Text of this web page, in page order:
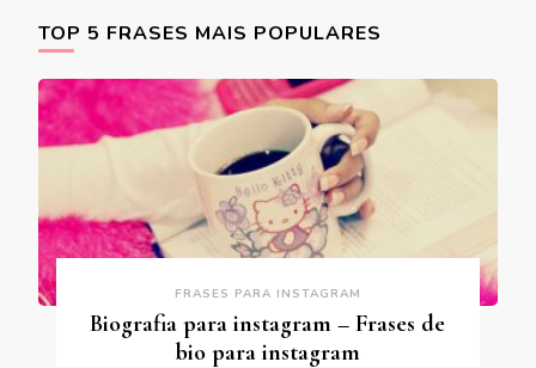
TOP 5 FRASES MAIS POPULARES
FRASES PARA INSTAGRAM
Biografia para instagram – Frases de
bio para instagram